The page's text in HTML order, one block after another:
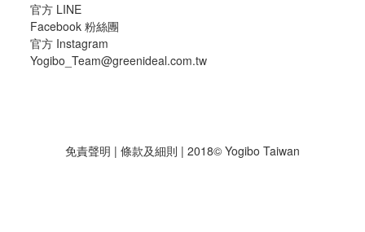
官方 LINE
Facebook 粉絲團
官方 Instagram
Yogibo_Team@greenideal.com.tw
免責聲明 | 條款及細則 | 2018© Yogibo Taiwan